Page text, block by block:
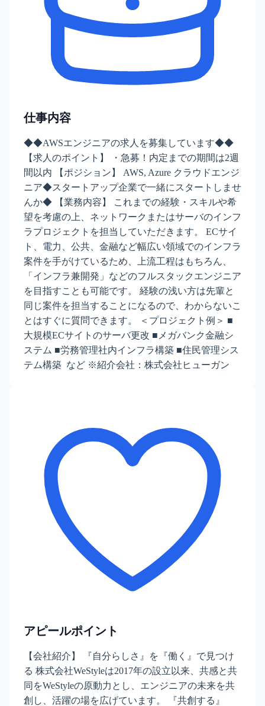
仕事内容
◆◆AWSエンジニアの求人を募集しています◆◆
【求人のポイント】 ・急募！内定までの期間は2週
間以内 【ポジション】 AWS, Azure クラウドエンジ
ニア◆スタートアップ企業で一緒にスタートしませ
んか◆ 【業務内容】 これまでの経験・スキルや希
望を考慮の上、ネットワークまたはサーバのインフ
ラプロジェクトを担当していただきます。 ECサイ
ト、電⼒、公共、⾦融など幅広い領域でのインフラ
案件を⼿がけているため、上流⼯程はもちろん、
「インフラ兼開発」などのフルスタックエンジニア
を⽬指すことも可能です。 経験の浅い方は先輩と
同じ案件を担当することになるので、わからないこ
とはすぐに質問できます。 ＜プロジェクト例＞ ■
大規模ECサイトのサーバ更改 ■メガバンク⾦融シ
ステム ■労務管理社内インフラ構築 ■住⺠管理シス
テム構築 など ※紹介会社：株式会社ヒューガン
アピールポイント
【会社紹介】 『自分らしさ』を『働く』で見つけ
る 株式会社WeStyleは2017年の設立以来、共感と共
同をWeStyleの原動力とし、エンジニアの未来を共
創し、活躍の場を広げています。 『共創する』